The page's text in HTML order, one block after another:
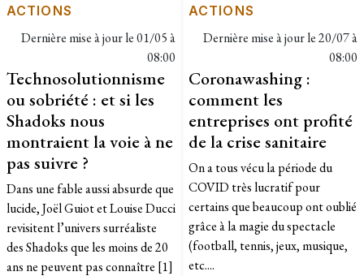
ACTIONS
Dernière mise à jour le01/05 à
08:00
Technosolutionnisme
ou sobriété : et si les
Shadoks nous
montraient la voie à ne
pas suivre ?
Dans une fable aussi absurde que
lucide, Joël Guiot et Louise Ducci
revisitent l’univers surréaliste
des Shadoks que les moins de 20
ans ne peuvent pas connaître [1]
ACTIONS
Dernière mise à jour le20/07 à
08:00
Coronawashing :
comment les
entreprises ont profité
de la crise sanitaire
On a tous vécu la période du
COVID très lucratif pour
certains que beaucoup ont oublié
grâce à la magie du spectacle
(football, tennis, jeux, musique,
etc....